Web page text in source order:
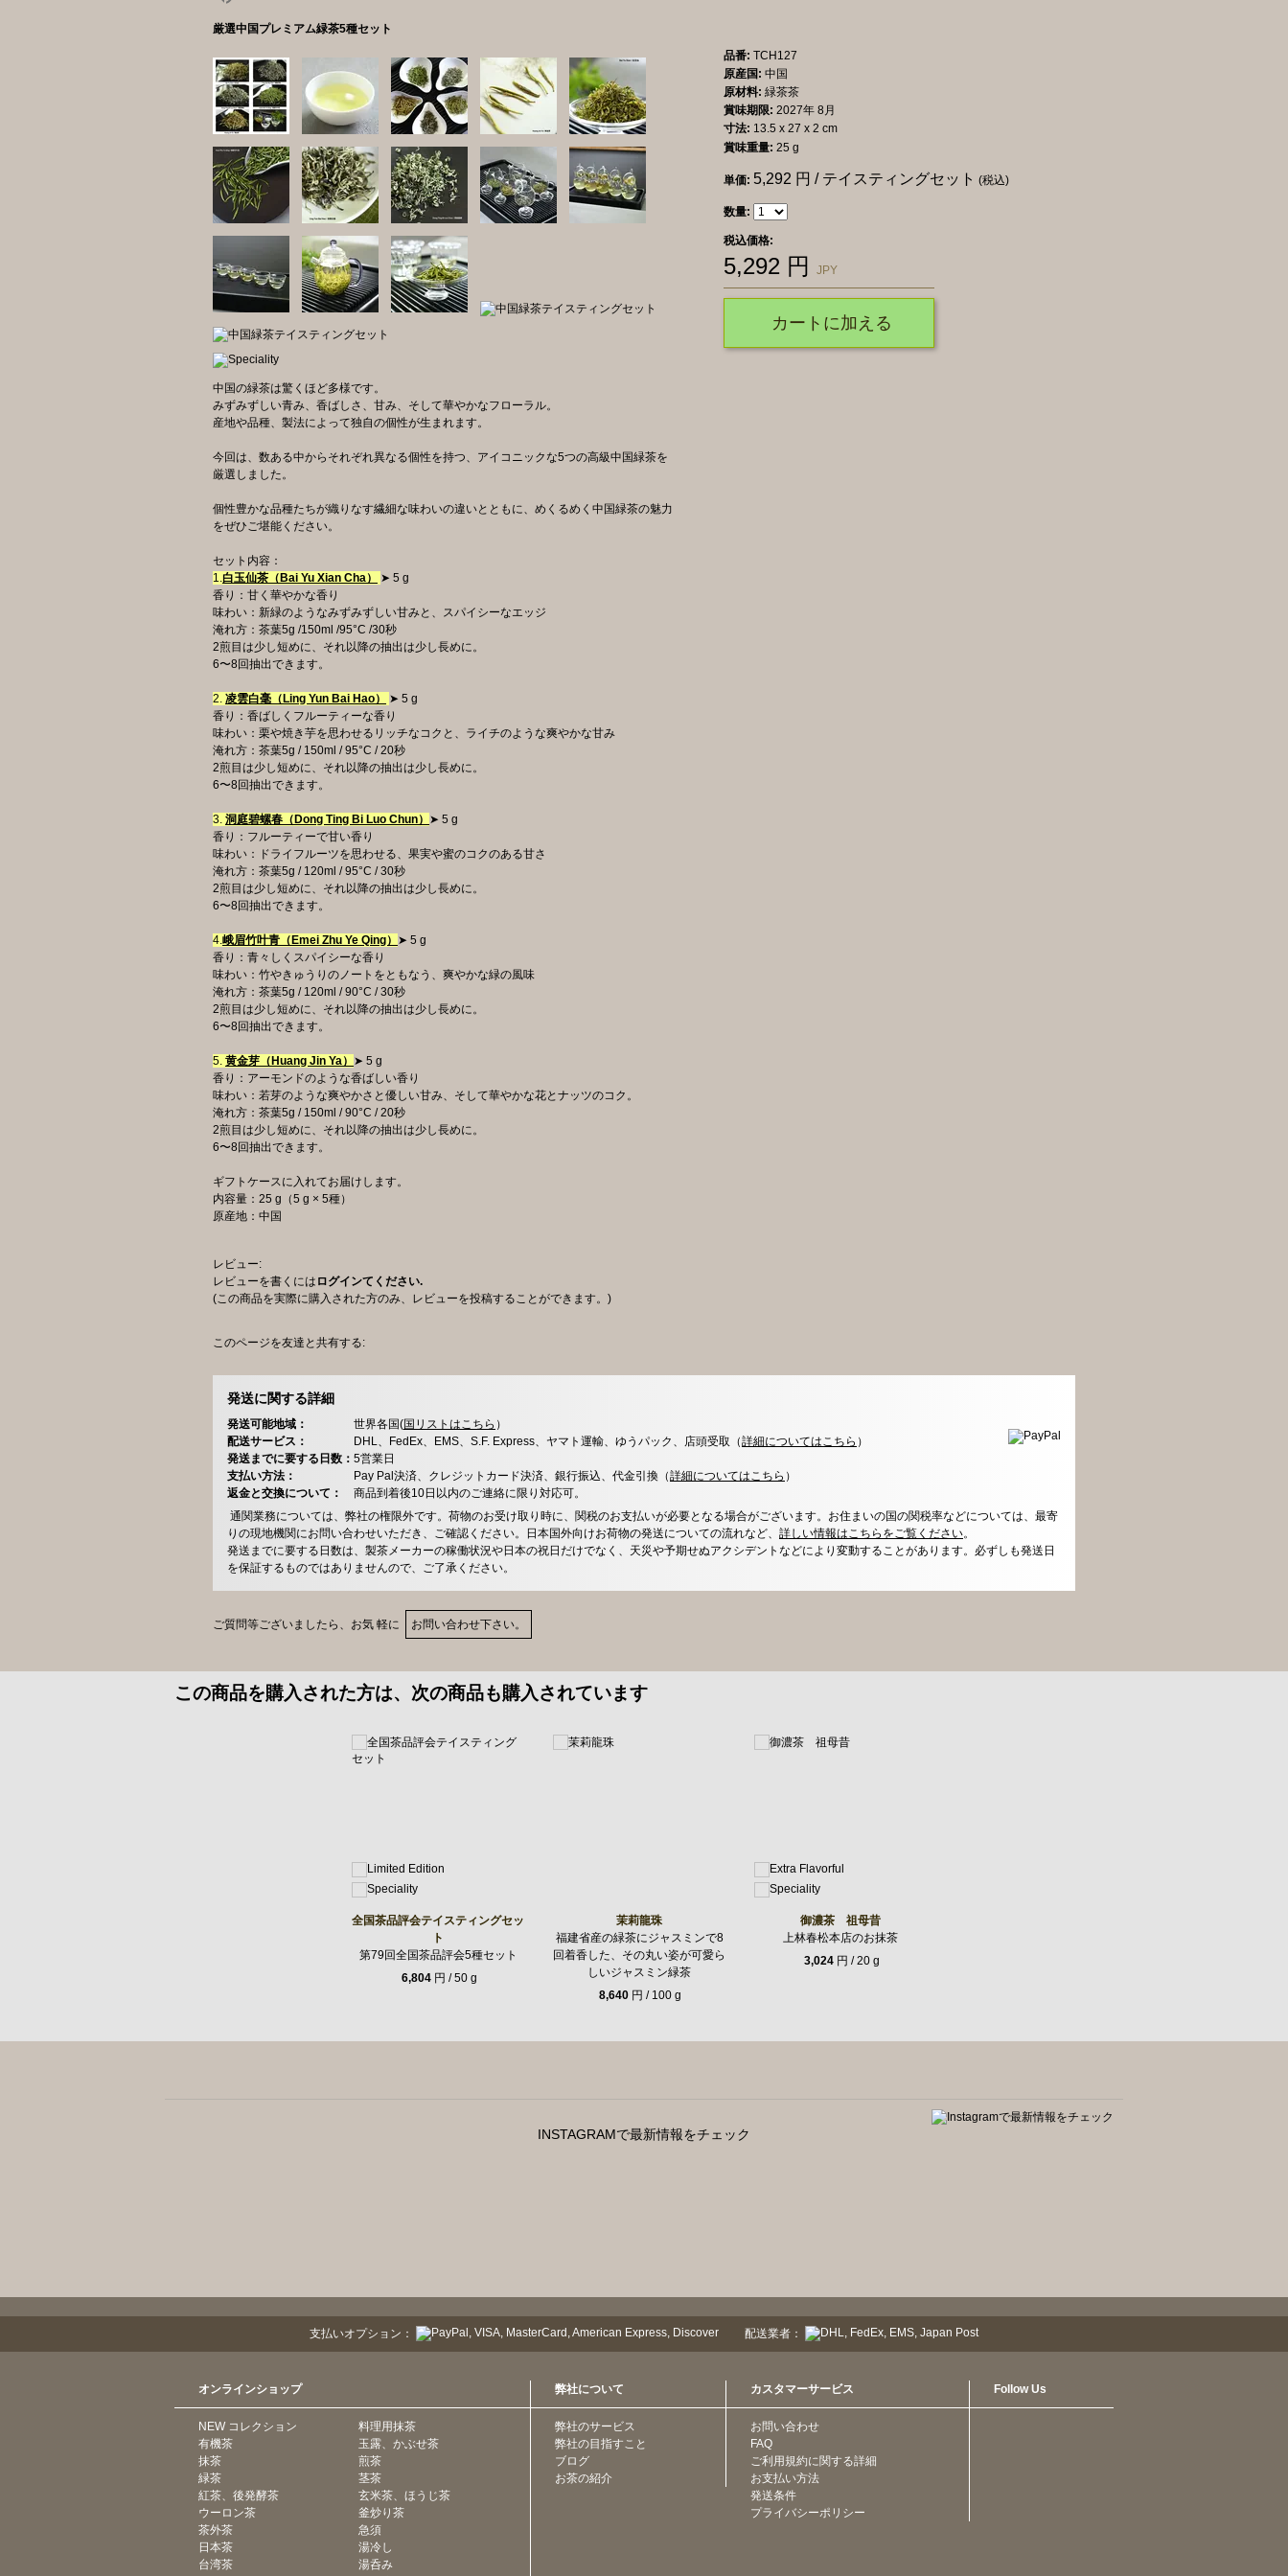
厳選中国プレミアム緑茶5種セット
中国の緑茶は驚くほど多様です。
みずみずしい青み、香ばしさ、甘み、そして華やかなフローラル。
産地や品種、製法によって独自の個性が生まれます。
今回は、数ある中からそれぞれ異なる個性を持つ、アイコニックな5つの高級中国緑茶を
厳選しました。
個性豊かな品種たちが織りなす繊細な味わいの違いとともに、めくるめく中国緑茶の魅力
をぜひご堪能ください。
セット内容：
1.白玉仙茶（Bai Yu Xian Cha）
➤ 5 g
香り：甘く華やかな香り
味わい：新緑のようなみずみずしい甘みと、スパイシーなエッジ
淹れ方：茶葉5g /150ml /95°C /30秒
2煎目は少し短めに、それ以降の抽出は少し長めに。
6〜8回抽出できます。
2. 凌雲白毫（Ling Yun Bai Hao）
➤ 5 g
香り：香ばしくフルーティーな香り
味わい：栗や焼き芋を思わせるリッチなコクと、ライチのような爽やかな甘み
淹れ方：茶葉5g / 150ml / 95°C / 20秒
2煎目は少し短めに、それ以降の抽出は少し長めに。
6〜8回抽出できます。
3. 洞庭碧螺春（Dong Ting Bi Luo Chun） ➤ 5 g
香り：フルーティーで甘い香り
味わい：ドライフルーツを思わせる、果実や蜜のコクのある甘さ
淹れ方：茶葉5g / 120ml / 95°C / 30秒
2煎目は少し短めに、それ以降の抽出は少し長めに。
6〜8回抽出できます。
4.峨眉竹叶青（Emei Zhu Ye Qing） ➤ 5 g
香り：青々しくスパイシーな香り
味わい：竹やきゅうりのノートをともなう、爽やかな緑の風味
淹れ方：茶葉5g / 120ml / 90°C / 30秒
2煎目は少し短めに、それ以降の抽出は少し長めに。
6〜8回抽出できます。
5. 黄金芽（Huang Jin Ya） ➤ 5 g
香り：アーモンドのような香ばしい香り
味わい：若芽のような爽やかさと優しい甘み、そして華やかな花とナッツのコク。
淹れ方：茶葉5g / 150ml / 90°C / 20秒
2煎目は少し短めに、それ以降の抽出は少し長めに。
6〜8回抽出できます。
ギフトケースに入れてお届けします。
内容量：25 g（5 g × 5種）
原産地：中国
レビュー:
レビューを書くには ログインてください.
(この商品を実際に購入された方のみ、レビューを投稿することができます。)
このページを友達と共有する:
品番: TCH127
原産国: 中国
原材料: 緑茶茶
賞味期限: 2027年 8月
寸法: 13.5 x 27 x 2 cm
賞味重量: 25 g
単価: 5,292 円 / テイスティングセット (税込)
数量:
税込価格:
5,292 円 JPY
カートに加える
発送に関する詳細
発送可能地域： 世界各国(国リストはこちら ）
配送サービス：
DHL、FedEx、EMS、S.F. Express、ヤマト運輸、ゆうパック、店頭受取（詳細についてはこちら ）
発送までに要する日数： 5営業日
支払い方法：
Pay Pal決済、クレジットカード決済、銀行振込、代金引換（詳細についてはこちら ）
返金と交換について：
商品到着後10日以内のご連絡に限り対応可。
通関業務については、弊社の権限外です。荷物のお受け取り時に、関税のお支払いが必要となる場合がございます。お住まいの国の関税率などについては、最寄
りの現地機関にお問い合わせいただき、ご確認ください。日本国外向けお荷物の発送についての流れなど、 詳しい情報はこちらをご覧ください。
発送までに要する日数は、製茶メーカーの稼働状況や日本の祝日だけでなく、天災や予期せぬアクシデントなどにより変動することがあります。必ずしも発送日
を保証するものではありませんので、ご了承ください。
ご質問等ございましたら、お気 軽に お問い合わせ下さい。
この商品を購入された方は、次の商品も購入されています
全国茶品評会テイスティングセッ
ト
第79回全国茶品評会5種セット
6,804円 / 50 g
茉莉龍珠
福建省産の緑茶にジャスミンで8
回着香した、その丸い姿が可愛ら
しいジャスミン緑茶
8,640 円 / 100 g
御濃茶 祖母昔
上林春松本店のお抹茶
3,024円 / 20 g
INSTAGRAMで最新情報をチェック
支払いオプション： 配送業者：
オンラインショップ
NEW コレクション
有機茶
抹茶
緑茶
紅茶、後発酵茶
ウーロン茶
茶外茶
日本茶
台湾茶
料理用抹茶
玉露、かぶせ茶
煎茶
茎茶
玄米茶、ほうじ茶
釜炒り茶
急須
湯冷し
湯呑み
弊社について
弊社のサービス
弊社の目指すこと
ブログ
お茶の紹介
カスタマーサービス
お問い合わせ
FAQ
ご利用規約に関する詳細
お支払い方法
発送条件
プライバシーポリシー
Follow Us